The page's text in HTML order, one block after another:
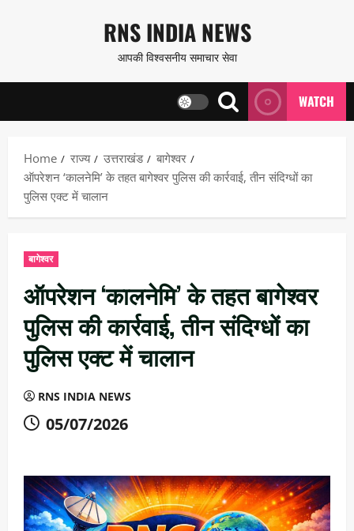
content
RNS INDIA NEWS
आपकी विश्वसनीय समाचार सेवा
WATCH
Home राज्य उत्तराखंड
बागेश्वर
ऑपरेशन ‘कालनेमि’ के तहत बागेश्वर पुलिस की कार्रवाई, तीन संदिग्धों का
पुलिस एक्ट में चालान
बागेश्वर
ऑपरेशन ‘कालनेमि’ के तहत बागेश्वर
पुलिस की कार्रवाई, तीन संदिग्धों का
पुलिस एक्ट में चालान
RNS INDIA NEWS
05/07/2026